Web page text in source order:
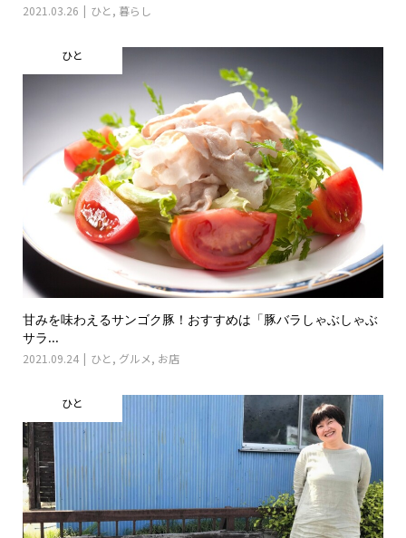
2021.03.26 ひと , 暮らし
ひと
甘みを味わえるサンゴク豚！おすすめは「豚バラしゃぶしゃぶ
サラ...
2021.09.24 ひと , グルメ, お店
ひと